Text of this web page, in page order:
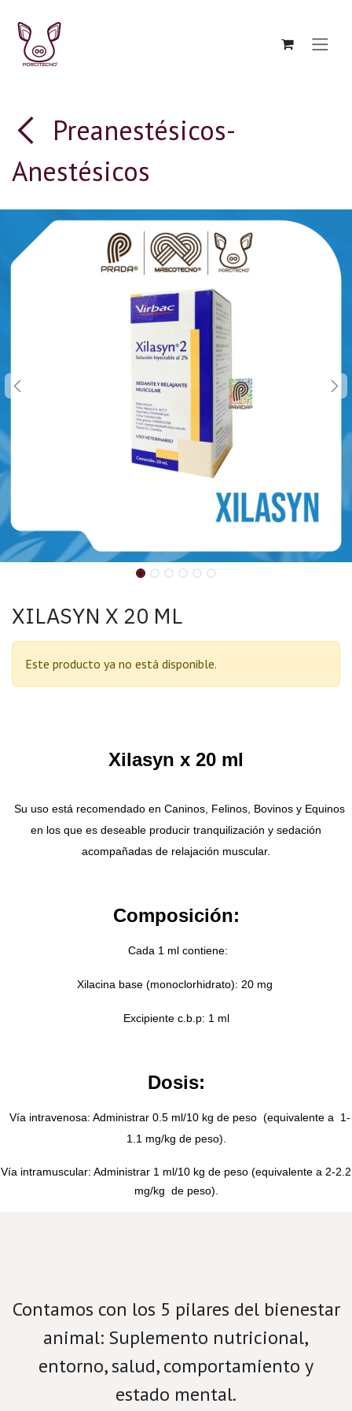
Preanestésicos-
Anestésicos
XILASYN X 20 ML
Este producto ya no está disponible.
Xilasyn x 20 ml
Su uso está recomendado en Caninos, Felinos, Bovinos y Equinos
en los que es deseable producir tranquilización y sedación
acompañadas de relajación muscular.
Composición:
Cada 1 ml contiene:
Xilacina base (monoclorhidrato): 20 mg
Excipiente c.b.p: 1 ml
Dosis:
Vía intravenosa: Administrar 0.5 ml/10 kg de peso (equivalente a 1-
1.1 mg/kg de peso).
Vía intramuscular: Administrar 1 ml/10 kg de peso (equivalente a 2-2.2
mg/kg de peso).
Contamos con los 5 pilares del bienestar
animal: Suplemento nutricional,
entorno, salud, comportamiento y
estado mental.